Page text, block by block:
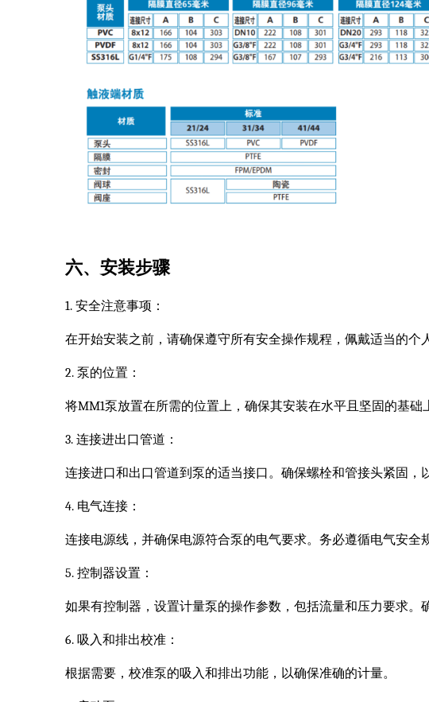
六、安装步骤
1. 安全注意事项：
在开始安装之前，请确保遵守所有安全操作规程，佩戴适当的个
2. 泵的位置：
将MM1泵放置在所需的位置上，确保其安装在水平且坚固的基础
3. 连接进出口管道：
连接进口和出口管道到泵的适当接口。确保螺栓和管接头紧固，
4. 电气连接：
连接电源线，并确保电源符合泵的电气要求。务必遵循电气安全
5. 控制器设置：
如果有控制器，设置计量泵的操作参数，包括流量和压力要求。
6. 吸入和排出校准：
根据需要，校准泵的吸入和排出功能，以确保准确的计量。